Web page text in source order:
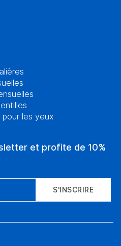
les yeux
et profite de 10%
S'INSCRIRE